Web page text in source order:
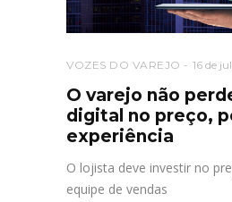
VOZES DO VAREJO 16 de
O varejo não
digital no preço,
experiência
O lojista deve investir no
equipe de vendas